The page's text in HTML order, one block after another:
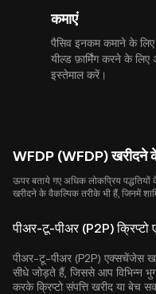
कमाएं
पैसिव इनकम कमाने के लिए
यील्ड फ़ार्मिंग करने के
इस्तेमाल करें।
WFDP (WFDP) खरीदने
ऊपर बताये गए अधिक लोकप्रिय
खरीदने के वैकल्पिक तरीके भी हैं, जिनमें
पीअर-टू-पीअर (P2P)
पीअर-टू-पीअर (P2P) एक्सचेंजेस
सीधे जोड़ते हैं, जिससे आप विभिन्न
करके क्रिप्टो संपत्ति खरीद या बेच